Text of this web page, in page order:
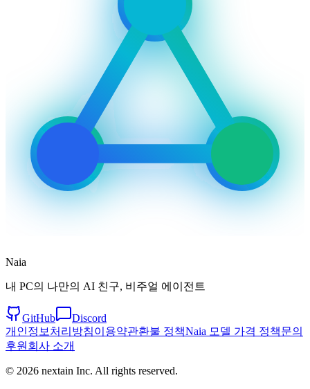
Naia
내 PC의 나만의 AI 친구, 비주얼 에이전트
GitHub
Discord
개인정보처리방침이용약관환불 정책Naia 모델 가격 정책문의
후원 회사 소개
© 2026 nextain Inc. All rights reserved.